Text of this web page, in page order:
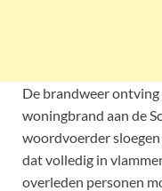
De brandweer
woningbrand aan de
woordvoerder
dat volledig in
overleden personen